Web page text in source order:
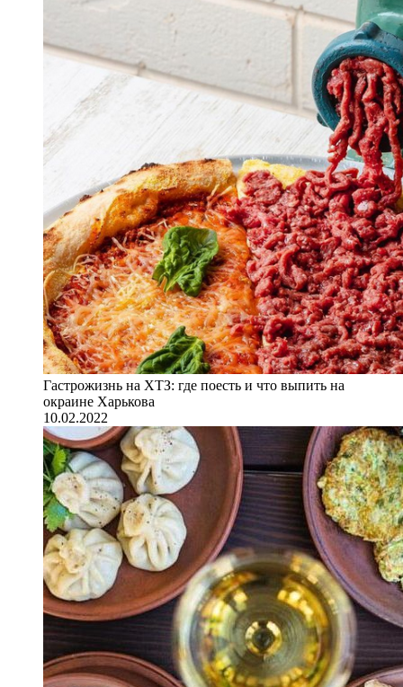
Гастрожизнь на ХТЗ: где поесть и что выпить на
окраине Харькова
10.02.2022